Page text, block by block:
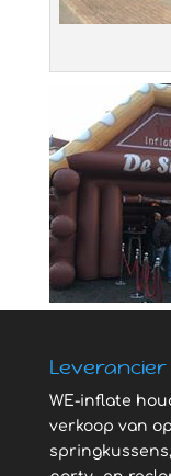
WE-inflate
verkoop van